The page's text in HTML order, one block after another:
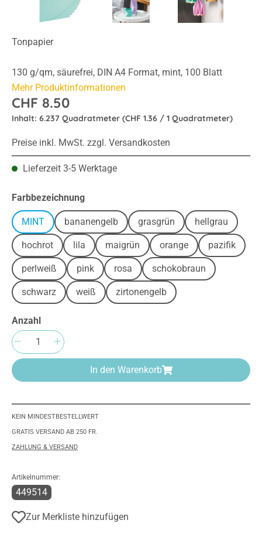
Tonpapier
130 g/qm, säurefrei, DIN A4 Format, mint, 100 Blatt
Mehr Produktinformationen
CHF 8.50
Inhalt: 6.237 Quadratmeter (CHF 1.36 / 1 Quadratmeter)
Preise inkl. MwSt. zzgl. Versandkosten
Lieferzeit 3-5 Werktage
Farbbezeichnungauswählen
MINT bananengelb grasgrün hellgrau
hochrot lila maigrün orange pazifik
perlweiß pink rosa schokobraun
schwarz weiß zirtonengelb
Anzahl
Produkt Anzahl: Gib den gewünschten
In den Warenkorb
KEIN MINDESTBESTELLWERT
GRATIS VERSAND AB 250 FR.
ZAHLUNG & VERSAND
Artikelnummer:
449514
Zur Merkliste hinzufügen